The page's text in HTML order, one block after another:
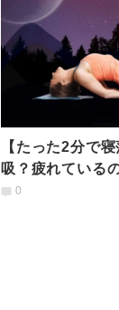
【たった2分で
吸？疲れている
る前ストレッチ」
0